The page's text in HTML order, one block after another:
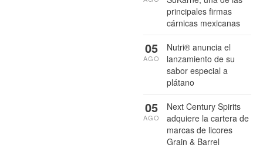
principales firmas
cárnicas mexicanas
Nutri® anuncia el
lanzamiento de su
sabor especial a
plátano
05
AGO
Next Century Spirits
adquiere la cartera de
marcas de licores
Grain & Barrel
05
AGO